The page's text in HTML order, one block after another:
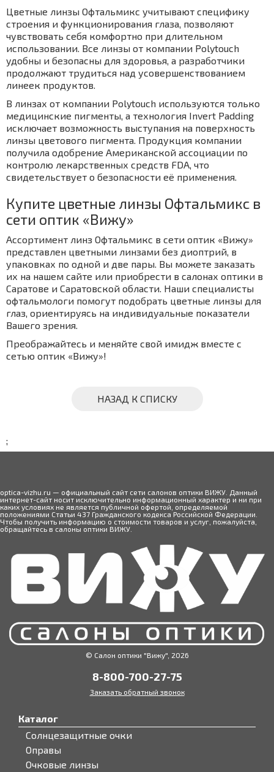
Цветные линзы Офтальмикс учитывают специфику
строения и функционирования глаза, позволяют
чувствовать себя комфортно при длительном
использовании. Все линзы от компании Polytouch
удобны и безопасны для здоровья, а разработчики
продолжают трудиться над усовершенствованием
линеек продуктов.
В линзах от компании Polytouch используются только
медицинские пигменты, а технология Invert Padding
исключает возможность выступания на поверхность
линзы цветового пигмента. Продукция компании
получила одобрение Американской ассоциации по
контролю лекарственных средств FDA, что
свидетельствует о безопасности её применения.
Купите цветные линзы Офтальмикс в
сети оптик «Вижу»
Ассортимент линз Офтальмикс в сети оптик «Вижу»
представлен цветными линзами без диоптрий, в
упаковках по одной и две пары. Вы можете заказать
их на нашем сайте или приобрести в салонах оптики в
Саратове и Саратовской области. Наши специалисты
офтальмологи помогут подобрать цветные линзы для
глаз, ориентируясь на индивидуальные показатели
Вашего зрения.
Преображайтесь и меняйте свой имидж вместе с
сетью оптик «Вижу»!
НАЗАД К СПИСКУ
;
optica-vizhu.ru — официальный сайт сети салонов оптики ВИЖУ. Данный
интернет-сайт носит исключительно информационный характер и ни при
каких условиях не является публичной офертой, определяемой
положениями Статьи 437 Гражданского кодекса Российской Федерации.
Чтобы получить информацию о стоимости товаров и услуг, пожалуйста,
обращайтесь в салоны оптики ВИЖУ.
© Салон оптики "Вижу", 2026
8-800-700-27-75
Заказать обратный звонок
Каталог
Солнцезащитные очки
Оправы
Очковые линзы